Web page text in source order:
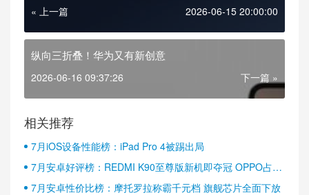
« 上一篇 2026-06-15 20:00:00
纵向三折叠！华为又有新创意
2026-06-16 09:37:26 下一篇 »
相关推荐
7月iOS设备性能榜：iPad Pro 4被踢出局
7月安卓好评榜：REDMI K90至尊版新机即夺冠 OPPO占据
半壁江山
7月安卓性价比榜：摩托罗拉称霸千元档 旗舰芯片全面下放